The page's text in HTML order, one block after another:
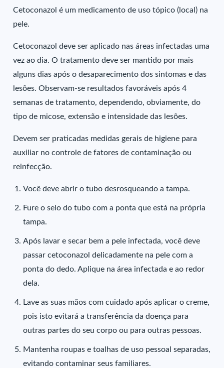
Cetoconazol é um medicamento de uso tópico (local) na
pele.
Cetoconazol deve ser aplicado nas áreas infectadas uma
vez ao dia. O tratamento deve ser mantido por mais
alguns dias após o desaparecimento dos sintomas e das
lesões. Observam-se resultados favoráveis após 4
semanas de tratamento, dependendo, obviamente, do
tipo de micose, extensão e intensidade das lesões.
Devem ser praticadas medidas gerais de higiene para
auxiliar no controle de fatores de contaminação ou
reinfecção.
Você deve abrir o tubo desrosqueando a tampa.
Fure o selo do tubo com a ponta que está na própria
tampa.
Após lavar e secar bem a pele infectada, você deve
passar cetoconazol delicadamente na pele com a
ponta do dedo. Aplique na área infectada e ao redor
dela.
Lave as suas mãos com cuidado após aplicar o creme,
pois isto evitará a transferência da doença para
outras partes do seu corpo ou para outras pessoas.
Mantenha roupas e toalhas de uso pessoal separadas,
evitando contaminar seus familiares.